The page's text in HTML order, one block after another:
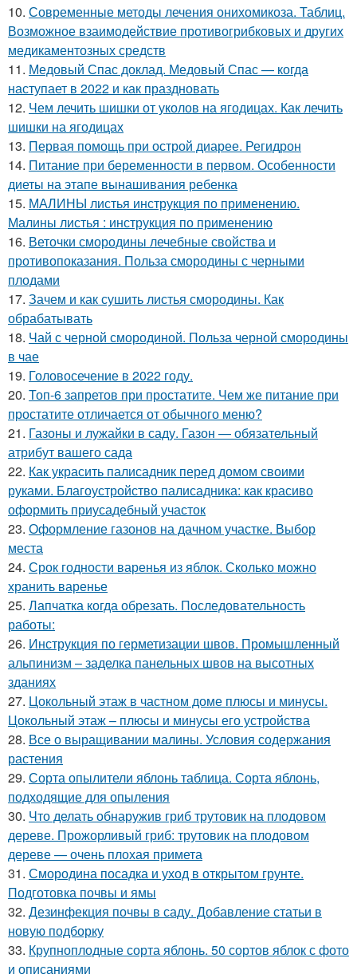
10. Современные методы лечения онихомикоза. Таблиц.
Возможное взаимодействие противогрибковых и других
медикаментозных средств
11. Медовый Спас доклад. Медовый Спас — когда
наступает в 2022 и как праздновать
12. Чем лечить шишки от уколов на ягодицах. Как лечить
шишки на ягодицах
13. Первая помощь при острой диарее. Регидрон
14. Питание при беременности в первом. Особенности
диеты на этапе вынашивания ребенка
15. МАЛИНЫ листья инструкция по применению.
Малины листья : инструкция по применению
16. Веточки смородины лечебные свойства и
противопоказания. Польза смородины с черными
плодами
17. Зачем и как сушить листья смородины. Как
обрабатывать
18. Чай с черной смородиной. Польза черной смородины
в чае
19. Головосечение в 2022 году.
20. Топ-6 запретов при простатите. Чем же питание при
простатите отличается от обычного меню?
21. Газоны и лужайки в саду. Газон — обязательный
атрибут вашего сада
22. Как украсить палисадник перед домом своими
руками. Благоустройство палисадника: как красиво
оформить приусадебный участок
23. Оформление газонов на дачном участке. Выбор
места
24. Срок годности варенья из яблок. Сколько можно
хранить варенье
25. Лапчатка когда обрезать. Последовательность
работы:
26. Инструкция по герметизации швов. Промышленный
альпинизм – заделка панельных швов на высотных
зданиях
27. Цокольный этаж в частном доме плюсы и минусы.
Цокольный этаж – плюсы и минусы его устройства
28. Все о выращивании малины. Условия содержания
растения
29. Сорта опылители яблонь таблица. Сорта яблонь,
подходящие для опыления
30. Что делать обнаружив гриб трутовик на плодовом
дереве. Прожорливый гриб: трутовик на плодовом
дереве — очень плохая примета
31. Смородина посадка и уход в открытом грунте.
Подготовка почвы и ямы
32. Дезинфекция почвы в саду. Добавление статьи в
новую подборку
33. Крупноплодные сорта яблонь. 50 сортов яблок с фото
и описаниями